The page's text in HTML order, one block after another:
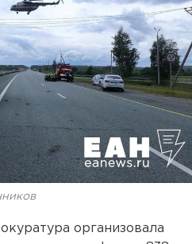
организовала